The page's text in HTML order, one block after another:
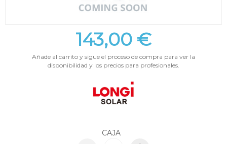
143,00 €
Añade al carrito y sigue el proceso de compra para ver la
disponibilidad y los precios para profesionales.
CAJA